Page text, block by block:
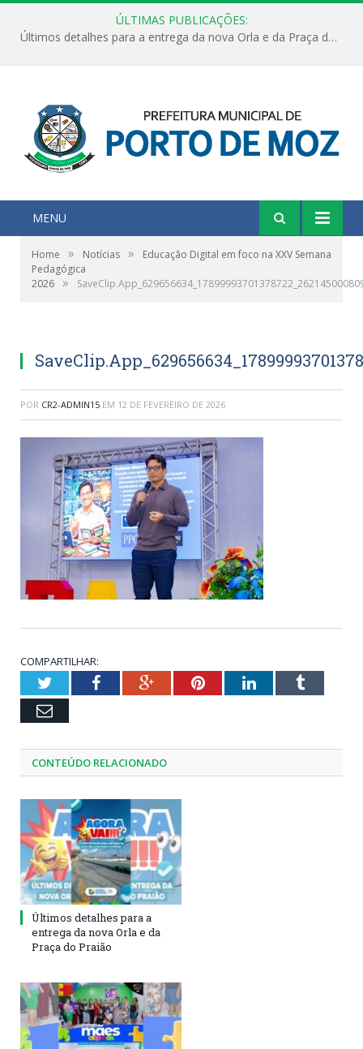
ÚLTIMAS PUBLICAÇÕES:
Últimos detalhes para a entrega da nova Orla e da Praça do Praião
MENU
Home » Notícias »
Educação Digital em foco na XXV Semana
Pedagógica
2026 »
POR CR2-ADMIN15 EM 12 DE FEVEREIRO DE 2026
COMPARTILHAR:
TwitterFacebookGoogle+PinterestLinkedInTumblr
Email
CONTEÚDO RELACIONADO
Últimos detalhes para a
entrega da nova Orla e da
Praça do Praião